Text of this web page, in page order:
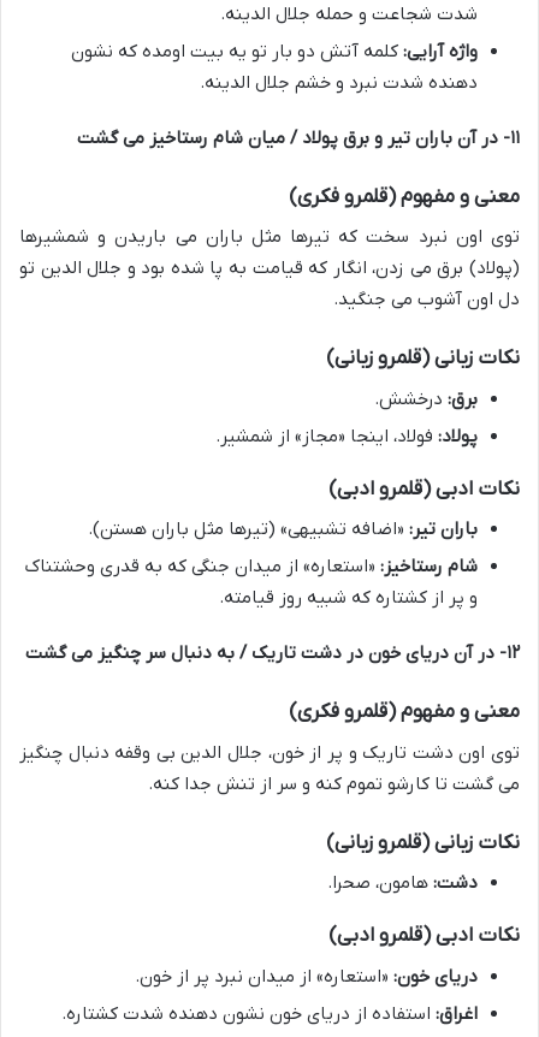
شدت شجاعت و حمله جلال الدینه.
واژه آرایی: کلمه آتش دو بار تو یه بیت اومده که نشون
دهنده شدت نبرد و خشم جلال الدینه.
۱۱- در آن باران تیر و برق پولاد / میان شام رستاخیز می گشت
معنی و مفهوم (قلمرو فکری)
توی اون نبرد سخت که تیرها مثل باران می باریدن و شمشیرها
(پولاد) برق می زدن، انگار که قیامت به پا شده بود و جلال الدین تو
دل اون آشوب می جنگید.
نکات زبانی (قلمرو زبانی)
برق: درخشش.
پولاد: فولاد، اینجا «مجاز» از شمشیر.
نکات ادبی (قلمرو ادبی)
باران تیر: «اضافه تشبیهی» (تیرها مثل باران هستن).
شام رستاخیز: «استعاره» از میدان جنگی که به قدری وحشتناک
و پر از کشتاره که شبیه روز قیامته.
۱۲- در آن دریای خون در دشت تاریک / به دنبال سر چنگیز می گشت
معنی و مفهوم (قلمرو فکری)
توی اون دشت تاریک و پر از خون، جلال الدین بی وقفه دنبال چنگیز
می گشت تا کارشو تموم کنه و سر از تنش جدا کنه.
نکات زبانی (قلمرو زبانی)
دشت: هامون، صحرا.
نکات ادبی (قلمرو ادبی)
دریای خون: «استعاره» از میدان نبرد پر از خون.
اغراق: استفاده از دریای خون نشون دهنده شدت کشتاره.